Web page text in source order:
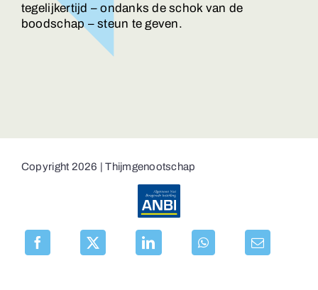
tegelijkertijd – ondanks de schok van de
boodschap – steun te geven.
Copyright 2026 | Thijmgenootschap